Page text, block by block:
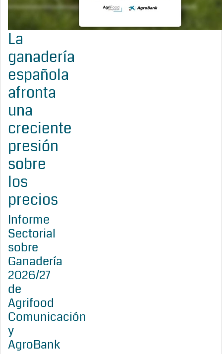
La
ganadería
española
afronta
una
creciente
presión
sobre
los
precios
Informe
Sectorial
sobre
Ganadería
2026/27
de
Agrifood
Comunicación
y
AgroBank